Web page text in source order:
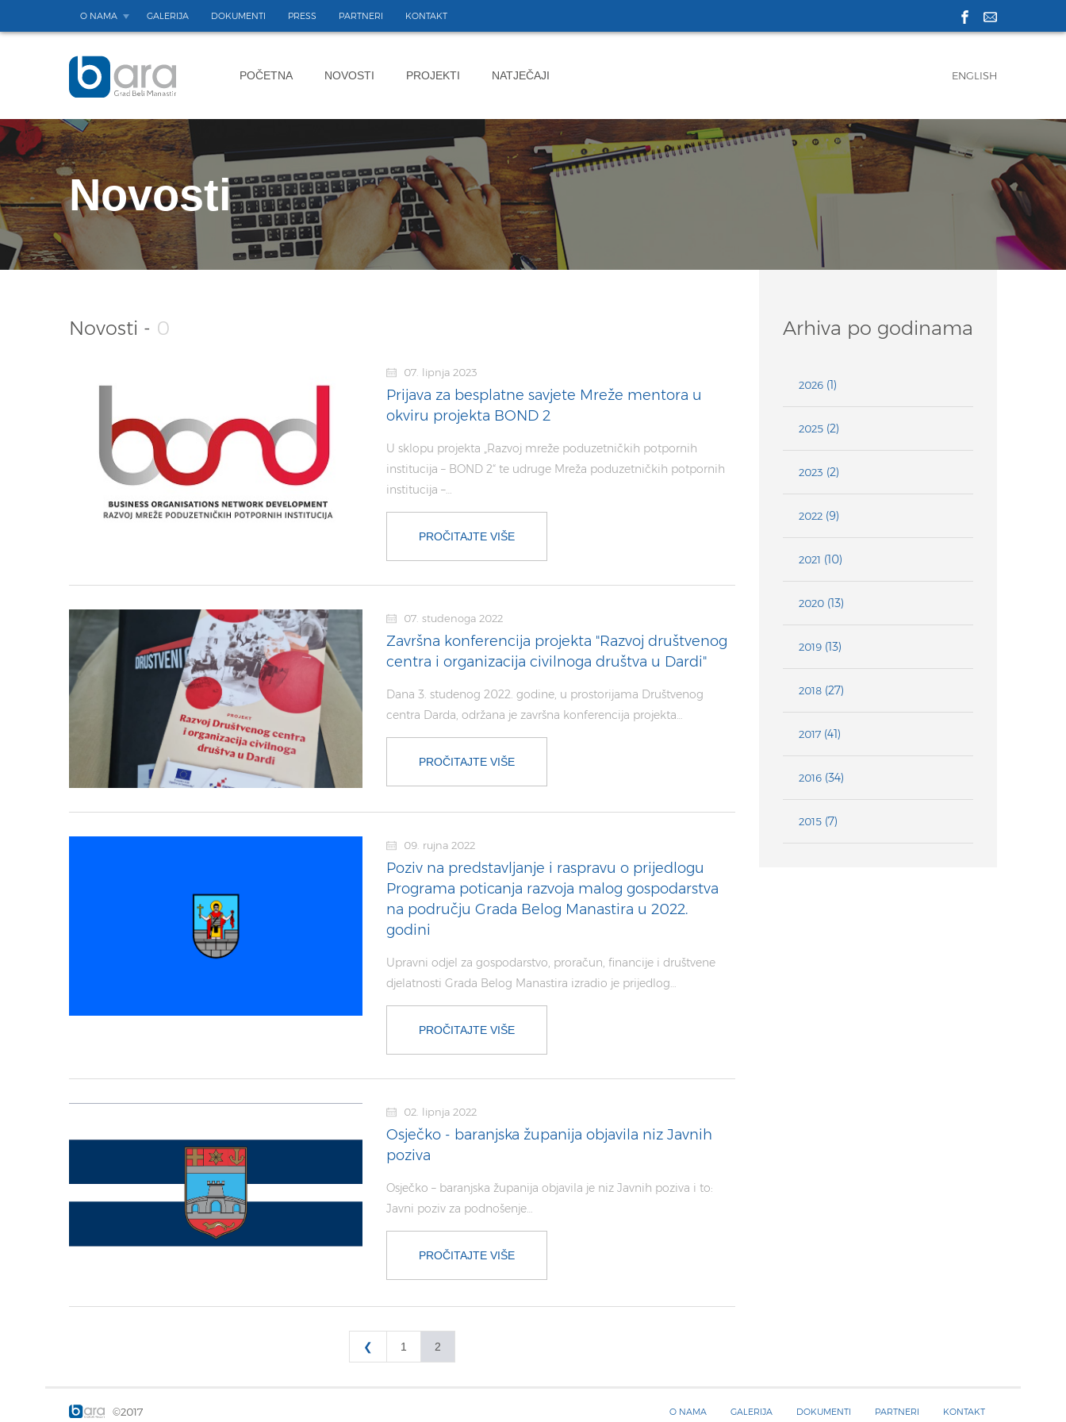
O NAMA GALERIJA DOKUMENTI PRESS PARTNERI KONTAKT
POČETNA NOVOSTI PROJEKTI NATJEČAJI ENGLISH
Novosti
Novosti - 0
07. lipnja 2023
Prijava za besplatne savjete Mreže mentora u
okviru projekta BOND 2
U sklopu projekta „Razvoj mreže poduzetničkih potpornih
institucija – BOND 2“ te udruge Mreža poduzetničkih potpornih
institucija –…
PROČITAJTE VIŠE
07. studenoga 2022
Završna konferencija projekta "Razvoj društvenog
centra i organizacija civilnoga društva u Dardi"
Dana 3. studenog 2022. godine, u prostorijama Društvenog
centra Darda, održana je završna konferencija projekta…
PROČITAJTE VIŠE
09. rujna 2022
Poziv na predstavljanje i raspravu o prijedlogu
Programa poticanja razvoja malog gospodarstva
na području Grada Belog Manastira u 2022.
godini
Upravni odjel za gospodarstvo, proračun, financije i društvene
djelatnosti Grada Belog Manastira izradio je prijedlog…
PROČITAJTE VIŠE
02. lipnja 2022
Osječko - baranjska županija objavila niz Javnih
poziva
Osječko – baranjska županija objavila je niz Javnih poziva i to:
Javni poziv za podnošenje…
PROČITAJTE VIŠE
❮ 1 2
Arhiva po godinama
2026 (1)
2025 (2)
2023 (2)
2022 (9)
2021 (10)
2020 (13)
2019 (13)
2018 (27)
2017 (41)
2016 (34)
2015 (7)
©2017 O NAMA GALERIJA DOKUMENTI PARTNERI KONTAKT